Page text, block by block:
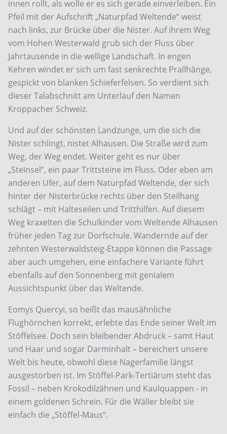
innen rollt, als wolle er es sich gerade einverleiben. Ein
Pfeil mit der Aufschrift „Naturpfad Weltende“ weist
nach links, zur Brücke über die Nister. Auf ihrem Weg
vom Hohen Westerwald grub sich der Fluss über
Jahrtausende in die wellige Landschaft. In engen
Kehren windet er sich um fast senkrechte Prallhänge,
gespickt von blanken Schieferfelsen. So verdient sich
dieser Talabschnitt am Unterlauf den Namen
Kroppacher Schweiz.
Und auf der schönsten Landzunge, um die sich die
Nister schlingt, nistet Alhausen. Die Straße wird zum
Weg, der Weg endet. Weiter geht es nur über
„Steinsel“, ein paar Trittsteine im Fluss. Oder eben am
anderen Ufer, auf dem Naturpfad Weltende, der sich
hinter der Nisterbrücke rechts über den Steilhang
schlägt – mit Halteseilen und Tritthilfen. Auf diesem
Weg kraxelten die Schulkinder vom Weltende Alhausen
früher jeden Tag zur Dorfschule. Wandernde auf der
zehnten Westerwaldsteig-Etappe können die Passage
aber auch umgehen, eine einfachere Variante führt
ebenfalls auf den Sonnenberg mit genialem
Aussichtspunkt über das Weltende.
Eomys Quercyi, so heißt das mausähnliche
Flughörnchen korrekt, erlebte das Ende seiner Welt im
Stöffelsee. Doch sein bleibender Abdruck – samt Haut
und Haar und sogar Darminhalt – bereichert unsere
Welt bis heute, obwohl diese Nagerfamilie längst
ausgestorben ist. Im Stöffel-Park-Tertiärum steht das
Fossil – neben Krokodilzähnen und Kaulquappen - in
einem goldenen Schrein. Für die Wäller bleibt sie
einfach die „Stöffel-Maus“.